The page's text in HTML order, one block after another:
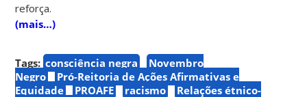
reforça.
(mais…)
Tags: consciência negra
Novembro
Negro
Pró-Reitoria de Ações Afirmativas e
Equidade
PROAFE racismo
Relações étnico-